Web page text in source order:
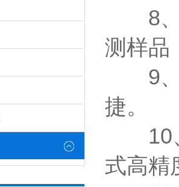
8、
测样品
9、
捷。
10、
式高精